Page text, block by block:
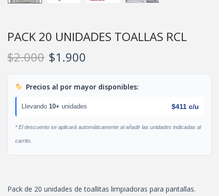
PACK 20 UNIDADES TOALLAS RCL
$2.000 $1.900
Precios al por mayor disponibles:
Llevando 10+ unidades $411 c/u
* El descuento se aplicará automáticamente al añadir las unidades indicadas al
carrito.
Pack de 20 unidades de toallitas limpiadoras para pantallas.